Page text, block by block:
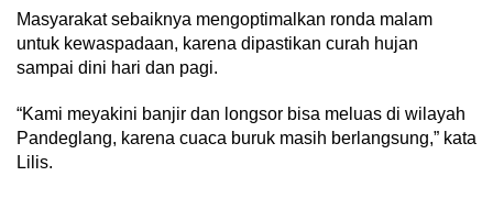
Masyarakat sebaiknya mengoptimalkan ronda malam
untuk kewaspadaan, karena dipastikan curah hujan
sampai dini hari dan pagi.
“Kami meyakini banjir dan longsor bisa meluas di wilayah
Pandeglang, karena cuaca buruk masih berlangsung,” kata
Lilis.